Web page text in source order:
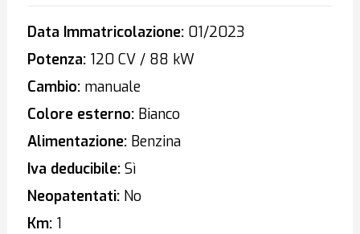
Data Immatricolazione:01/2023
Potenza:120 CV / 88 kW
Cambio:manuale
Colore esterno:Bianco
Alimentazione:Benzina
Iva deducibile:Sì
Neopatentati:No
Km:1